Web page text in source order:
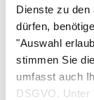
Dienste zu den
dürfen,
"Auswahl
stimmen Sie
umfasst auch
DSGVO. Unter
ist durch
Magens
eineroberen
zahlreiche
ein